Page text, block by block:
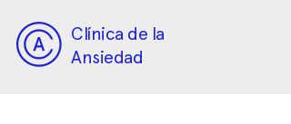
Clínica de la
Ansiedad